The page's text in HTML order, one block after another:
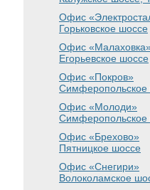
Офис
Горьковское шоссе
Офис
Егорьевское шоссе
Офис «Покров»
Симферопольское
Офис «Молоди»
Симферопольское
Офис «Брехово»
Пятницкое шоссе
Офис «Снегири»
Волоколамское